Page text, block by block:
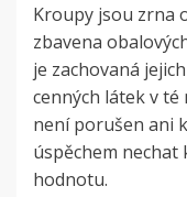
Kroupy jsou zrna
zbavena
je zachovaná
cenných látek v
není porušen ani
úspěchem nechat
hodnotu.